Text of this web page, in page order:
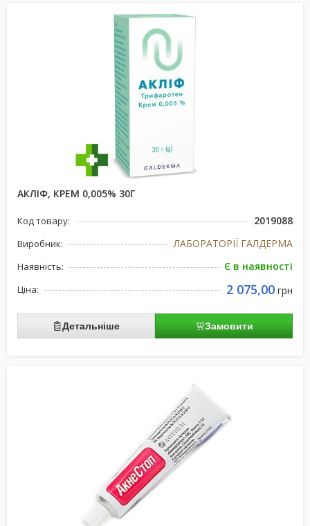
АКЛІФ, КРЕМ 0,005% 30Г
Код товару: 2019088
Виробник: ЛАБОРАТОРІЇ ГАЛДЕРМА
Наявність: Є в наявності
Ціна: 2 075,00 грн
Детальніше Замовити